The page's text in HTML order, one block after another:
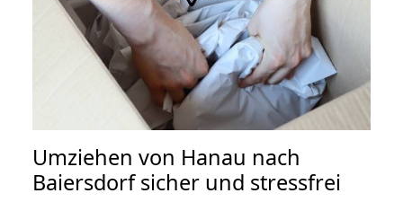
Umziehen von Hanau nach
Baiersdorfsicher und stressfrei